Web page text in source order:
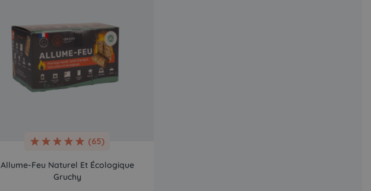
(65)
Allume-Feu Naturel Et Écologique
Gruchy